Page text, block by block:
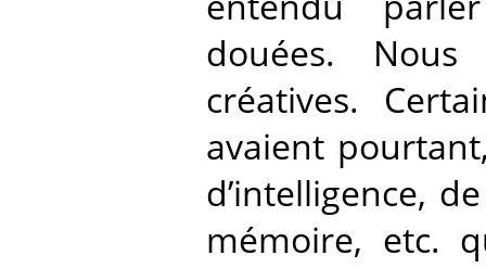
douées. Nous
créatives.
avaient
d’intelligence,
mémoire, etc.